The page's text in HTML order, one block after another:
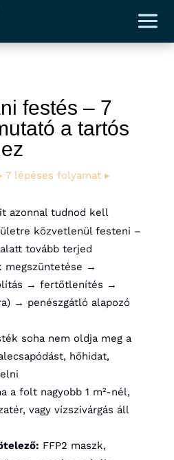
festés – 7
a tartós
7 lépéses folyamat ▸
azonnal tudnod kell
közvetlenül festeni –
tovább terjed
megszüntetése →
→ fertőtlenítés →
→ penészgátló alapozó
soha nem oldja meg a
hőhidat,
a folt nagyobb 1 m²-nél,
vagy vízszivárgás áll
FFP2 maszk,